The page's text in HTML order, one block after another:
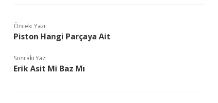
Önceki Yazı
Piston Hangi Parçaya Ait
Sonraki Yazı
Erik Asit Mi Baz Mı